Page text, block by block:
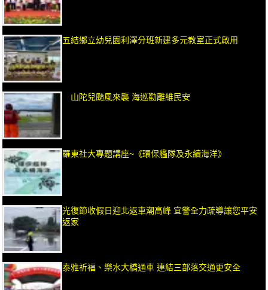
五結鄉立幼兒園利澤分班新建多元教室正式啟用
山陀兒颱風來襲 海巡勸離維民安
羅東社大專題講座~《環保艦隊及永續海洋》
光復節收假日迎北返車潮高峰 宜警全力疏導讓您平安
返家
泰雅祈福、樂水大橋通車 連結三部落交通更安全